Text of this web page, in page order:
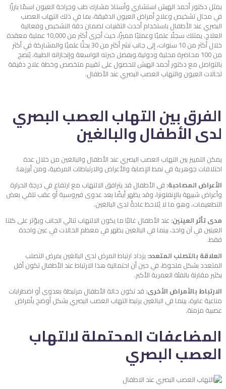
يمثل دكتور أحمد الهبش استشاري وأستاذ مشارك طب وجراحة العيون اسمًا بارزًا
في مجال تشخيص وعلاج أمراض العيون الدقيقة، بما في ذلك التهاب العصب
البصري عند الأطفال باستخدام أحدث التقنيات لضمان دقة التشخيص وفعالية
العلاج. يمتلك سجلًا علميًا وعمليًا مميزًا، حيث أجرى أكثر من 10,000 عملية معقدة
خلال أكثر من 10 سنوات، إلى جانب نشر أكثر من 30 بحثًا علميًا والمشاركة في أكثر
من 100 محاضرة محلية ودولية.وبفضل خبرته الواسعة وإنجازاته الطبية، يُنصح
بالتواصل مع دكتور أحمد الهبش للحصول على تقييم متخصص وخطة علاج دقيقة
لحالات العيون والتهاب العصب البصري عند الأطفال.
الفرق بين التهاب العصب البصري
لدى الأطفال والبالغين
يمكن التمييز بين التهاب العصب البصري عند الأطفال والبالغين من خلال عدة
اختلافات جوهرية في نمط الإصابة والأعراض والارتباطات المرضية، ومن أبرزها:
الأعراض المصاحبة: في الأطفال قد يترافق الالتهاب مع ارتفاع في درجة الحرارة
وأعراض شبيهة بالإنفلونزا، وقد يظهر أيضًا بعد عدوى فيروسية أو عقب تلقي بعض
التطعيمات، وهو ما لا يُلاحظ عادةً لدى البالغين.
مدى تأثر العينين: عند الأطفال غالبًا ما يكون الالتهاب ثنائي الجانب ويؤثر على كلتا
العينين في آن واحد، بينما في البالغين يظهر في معظم الحالات في عين واحدة
فقط.
العلاقة بالتصلب المتعدد:يزداد ارتباط المرض لدى البالغين بمرض التصلب
المتعدد بشكل ملحوظ، في حين أن احتمالية هذا الارتباط عند الأطفال تكون أقل
بكثير مقارنة بالفئة العمرية الأكبر.
الارتباط بالأمراض الأخرى: قد تكون حالة الأطفال مرتبطة بعدوى أو اضطرابات
مناعية عابرة، بينما في البالغين يرتبط التهاب العصب البصري بشكل أوضح بأمراض
عصبية مزمنة.
المضاعفات المحتملة لالتهاب
العصب البصري